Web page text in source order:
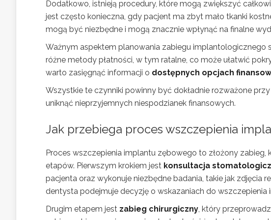
Dodatkowo, istnieją procedury, które mogą zwiększyć
jest często konieczna, gdy pacjent ma zbyt mało tkanki
mogą być niezbędne i mogą znacznie wpłynąć na finalne
Ważnym aspektem planowania zabiegu implantologicznego
różne metody płatności, w tym ratalne, co może ułatwić
warto zasięgnąć informacji o dostępnych opcjach
Wszystkie te czynniki powinny być dokładnie rozważone
uniknąć nieprzyjemnych niespodzianek finansowych.
Jak przebiega proces wszczepienia
Proces wszczepienia implantu zębowego to złożony
etapów. Pierwszym krokiem jest konsultacja
pacjenta oraz wykonuje niezbędne badania, takie jak zdjęcia
dentysta podejmuje decyzję o wskazaniach do wszczepienia
Drugim etapem jest zabieg chirurgiczny , który